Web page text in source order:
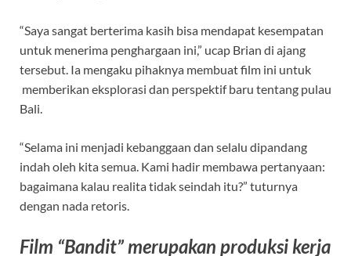
“Saya sangat berterima kasih bisa mendapat kesempatan
untuk menerima penghargaan ini,” ucap Brian di ajang
tersebut. Ia mengaku pihaknya membuat film ini untuk
memberikan eksplorasi dan perspektif baru tentang pulau
Bali.
“Selama ini menjadi kebanggaan dan selalu dipandang
indah oleh kita semua. Kami hadir membawa pertanyaan:
bagaimana kalau realita tidak seindah itu?” tuturnya
dengan nada retoris.
Film “Bandit” merupakan produksi kerja